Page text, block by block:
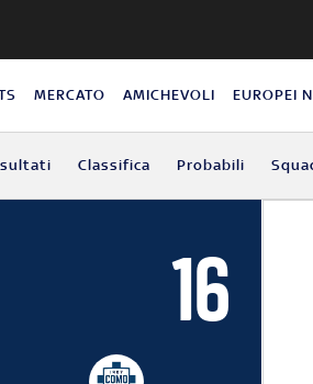
MERCATO AMICHEVOLI EUROPEI
Classifica Probabili
16